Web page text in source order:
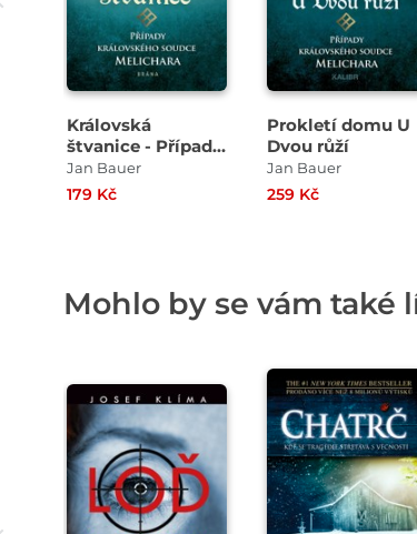
Královská
štvanice - Případy
královského
soudce Melichara
Jan Bauer
179 Kč
Prokletí domu U
Dvou růží
Jan Bauer
259 Kč
Mohlo by se vám také